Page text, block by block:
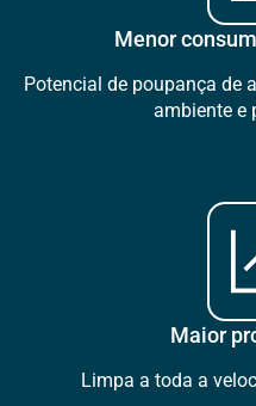
Menor
Potencial de poupança de
ambiente e
Maior
Limpa a toda a